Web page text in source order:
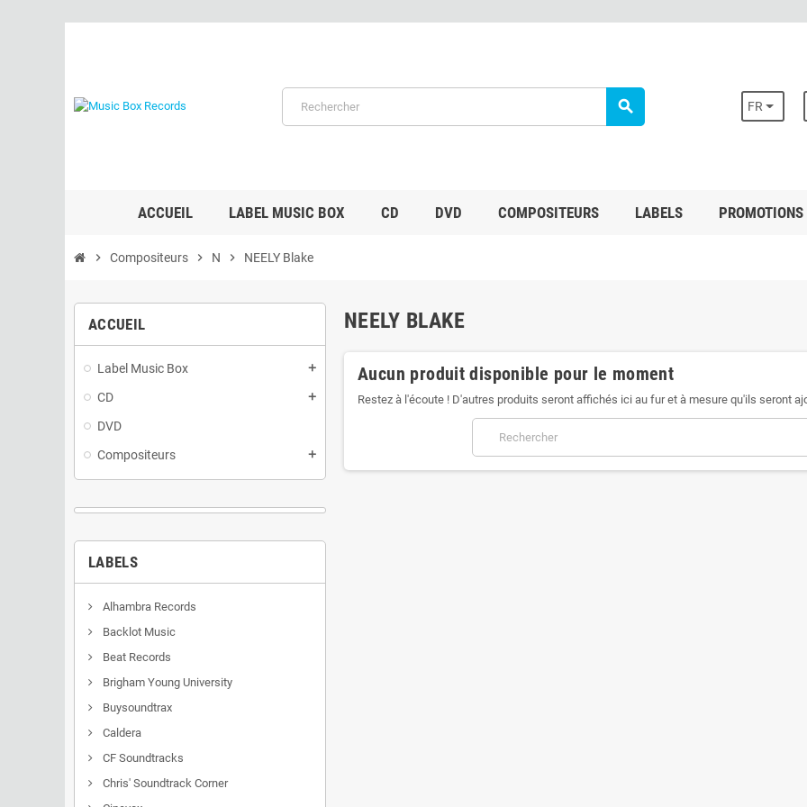
search FR
ACCUEIL LABEL MUSIC BOX CD DVD COMPOSITEURS LABELS PROMOTIONS
chevron_right Compositeurs chevron_right N chevron_right NEELY Blake
ACCUEIL
Label Music Box add
CD add
DVD
Compositeurs
add
LABELS
Alhambra Records
Backlot Music
Beat Records
Brigham Young University
Buysoundtrax
Caldera
CF Soundtracks
Chris' Soundtrack Corner
NEELY BLAKE
Aucun produit disponible pour le moment
Restez à l'écoute ! D'autres produits seront affichés ici au fur et à mesure qu'ils seront